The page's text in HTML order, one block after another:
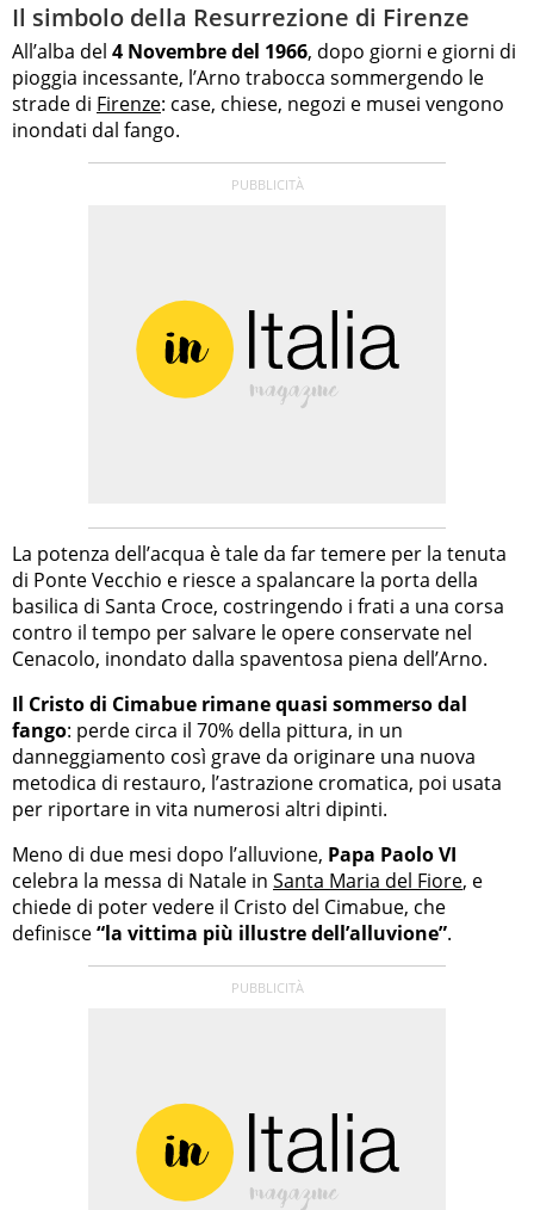
Il simbolo della Resurrezione di Firenze
All’alba del 4 Novembre del 1966, dopo giorni e giorni di
pioggia incessante, l’Arno trabocca sommergendo le
strade di Firenze: case, chiese, negozi e musei vengono
inondati dal fango.
La potenza dell’acqua è tale da far temere per la tenuta
di Ponte Vecchio e riesce a spalancare la porta della
basilica di Santa Croce, costringendo i frati a una corsa
contro il tempo per salvare le opere conservate nel
Cenacolo, inondato dalla spaventosa piena dell’Arno.
Il Cristo di Cimabue rimane quasi sommerso dal
fango: perde circa il 70% della pittura, in un
danneggiamento così grave da originare una nuova
metodica di restauro, l’astrazione cromatica, poi usata
per riportare in vita numerosi altri dipinti.
Meno di due mesi dopo l’alluvione, Papa Paolo VI
celebra la messa di Natale in Santa Maria del Fiore, e
chiede di poter vedere il Cristo del Cimabue, che
definisce“la vittima più illustre dell’alluvione”.